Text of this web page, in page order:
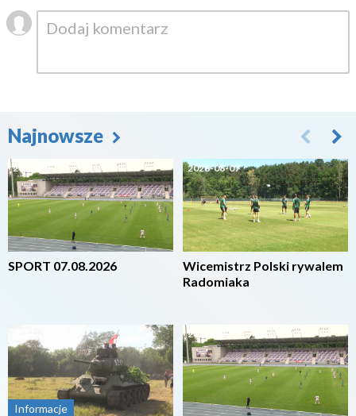
Najnowsze
2026-08-07
SPORT 07.08.2026
Informacje
2026-08-07
Wicemistrz Polski rywalem
Radomiaka
2026-08-07